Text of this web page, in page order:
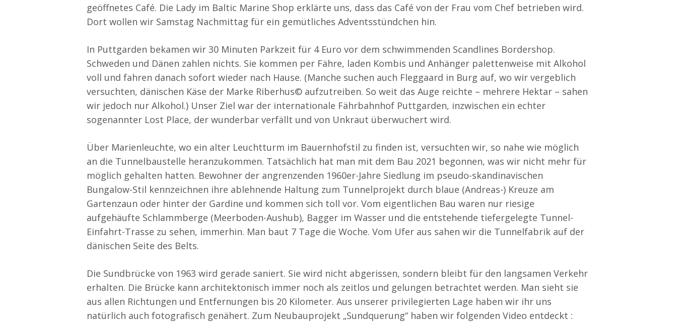
geöffnetes Café. Die Lady im Baltic Marine Shop erklärte uns, dass das Café von der Frau vom Chef betrieben wird.
Dort wollen wir Samstag Nachmittag für ein gemütliches Adventsstündchen hin.
In Puttgarden bekamen wir 30 Minuten Parkzeit für 4 Euro vor dem schwimmenden Scandlines Bordershop.
Schweden und Dänen zahlen nichts. Sie kommen per Fähre, laden Kombis und Anhänger palettenweise mit Alkohol
voll und fahren danach sofort wieder nach Hause. (Manche suchen auch Fleggaard in Burg auf, wo wir vergeblich
versuchten, dänischen Käse der Marke Riberhus© aufzutreiben. So weit das Auge reichte – mehrere Hektar – sahen
wir jedoch nur Alkohol.) Unser Ziel war der internationale Fährbahnhof Puttgarden, inzwischen ein echter
sogenannter Lost Place, der wunderbar verfällt und von Unkraut überwuchert wird.
Über Marienleuchte, wo ein alter Leuchtturm im Bauernhofstil zu finden ist, versuchten wir, so nahe wie möglich
an die Tunnelbaustelle heranzukommen. Tatsächlich hat man mit dem Bau 2021 begonnen, was wir nicht mehr für
möglich gehalten hatten. Bewohner der angrenzenden 1960er-Jahre Siedlung im pseudo-skandinavischen
Bungalow-Stil kennzeichnen ihre ablehnende Haltung zum Tunnelprojekt durch blaue (Andreas-) Kreuze am
Gartenzaun oder hinter der Gardine und kommen sich toll vor. Vom eigentlichen Bau waren nur riesige
aufgehäufte Schlammberge (Meerboden-Aushub), Bagger im Wasser und die entstehende tiefergelegte Tunnel-
Einfahrt-Trasse zu sehen, immerhin. Man baut 7 Tage die Woche. Vom Ufer aus sahen wir die Tunnelfabrik auf der
dänischen Seite des Belts.
Die Sundbrücke von 1963 wird gerade saniert. Sie wird nicht abgerissen, sondern bleibt für den langsamen Verkehr
erhalten. Die Brücke kann architektonisch immer noch als zeitlos und gelungen betrachtet werden. Man sieht sie
aus allen Richtungen und Entfernungen bis 20 Kilometer. Aus unserer privilegierten Lage haben wir ihr uns
natürlich auch fotografisch genähert. Zum Neubauprojekt „Sundquerung“ haben wir folgenden Video entdeckt :